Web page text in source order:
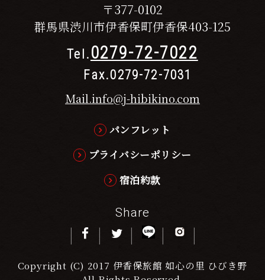
〒377-0102
群馬県渋川市伊香保町伊香保403-125
Tel. 0279-72-7022
Fax.0279-72-7031
Mail.info@j-hibikino.com
パンフレット
プライバシーポリシー
宿泊約款
Share
Copyright (C) 2017 伊香保旅館 如心の里 ひびき野